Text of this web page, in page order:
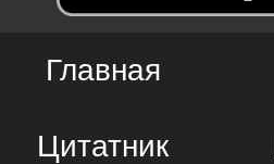
Главная
Цитатник